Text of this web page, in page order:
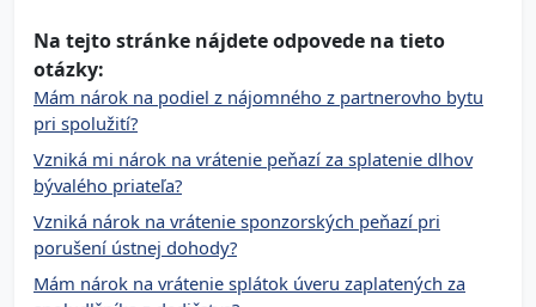
Na tejto stránke nájdete odpovede na tieto
otázky:
Mám nárok na podiel z nájomného z partnerovho bytu
pri spolužití?
Vzniká mi nárok na vrátenie peňazí za splatenie dlhov
bývalého priateľa?
Vzniká nárok na vrátenie sponzorských peňazí pri
porušení ústnej dohody?
Mám nárok na vrátenie splátok úveru zaplatených za